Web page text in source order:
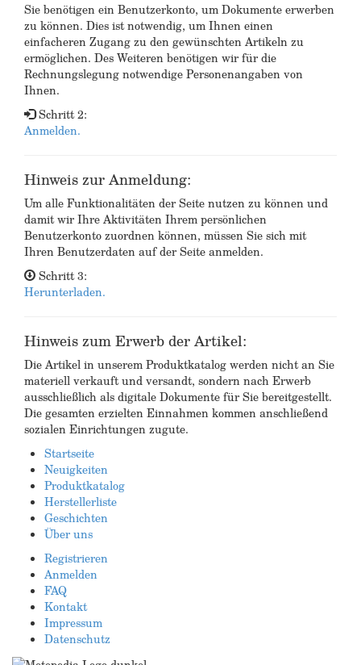
Sie benötigen ein Benutzerkonto, um Dokumente erwerben
zu können. Dies ist notwendig, um Ihnen einen
einfacheren Zugang zu den gewünschten Artikeln zu
ermöglichen. Des Weiteren benötigen wir für die
Rechnungslegung notwendige Personenangaben von
Ihnen.
Schritt 2:
Anmelden.
Hinweis zur Anmeldung:
Um alle Funktionalitäten der Seite nutzen zu können und
damit wir Ihre Aktivitäten Ihrem persönlichen
Benutzerkonto zuordnen können, müssen Sie sich mit
Ihren Benutzerdaten auf der Seite anmelden.
Schritt 3:
Herunterladen.
Hinweis zum Erwerb der Artikel:
Die Artikel in unserem Produktkatalog werden nicht an Sie
materiell verkauft und versandt, sondern nach Erwerb
ausschließlich als digitale Dokumente für Sie bereitgestellt.
Die gesamten erzielten Einnahmen kommen anschließend
sozialen Einrichtungen zugute.
Startseite
Neuigkeiten
Produktkatalog
Herstellerliste
Geschichten
Über uns
Registrieren
Anmelden
FAQ
Kontakt
Impressum
Datenschutz